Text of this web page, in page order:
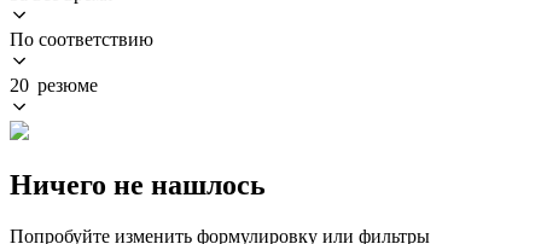
По соответствию
20 резюме
Ничего не нашлось
Попробуйте изменить формулировку или фильтры